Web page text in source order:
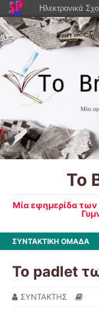
Το
Μία εφημερίδα
ΣΥΝΤΑΚΤΙΚΗ ΟΜΑΔΑ
Το padlet
ΣΥΝΤΑΚΤΗΣ
Ηλεκτρονικά